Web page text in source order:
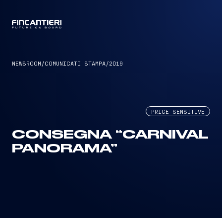
NEWSROOM /COMUNICATI STAMPA/2019
PRICE SENSITIVE
CONSEGNA “CARNIVAL
PANORAMA”